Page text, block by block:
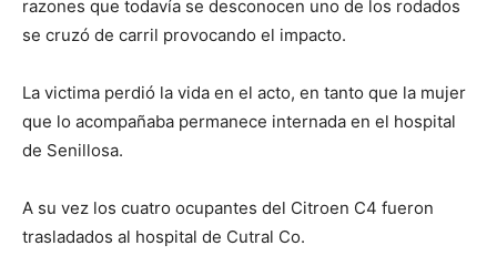
razones que todavía se desconocen uno de los rodados
se cruzó de carril provocando el impacto.
La victima perdió la vida en el acto, en tanto que la mujer
que lo acompañaba permanece internada en el hospital
de Senillosa.
A su vez los cuatro ocupantes del Citroen C4 fueron
trasladados al hospital de Cutral Co.